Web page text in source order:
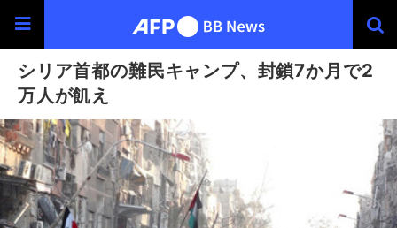
シリア首都の難民キャンプ、封鎖7か月で2
万人が飢え